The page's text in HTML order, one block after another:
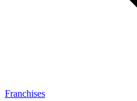
Franchises